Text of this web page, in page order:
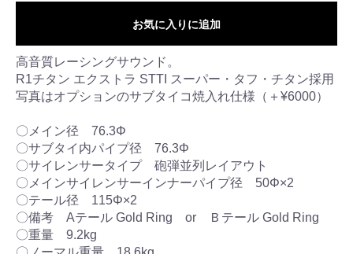
お気に入りに追加
高音質レーシングサウンド。
R1チタン エクストラ STTI スーパー・タフ・チタン採用
写真はオプションのサブタイコ焼入れ仕様（＋¥6000）
〇メイン径 76.3Φ
〇サブタイ内パイプ径 76.3Φ
〇サイレンサータイプ 砲弾並列レイアウト
〇メインサイレンサーインナーパイプ径 50Φ×2
〇テール径 115Φ×2
〇備考 Aテール Gold Ring or Ｂテール Gold Ring
〇重量 9.2kg